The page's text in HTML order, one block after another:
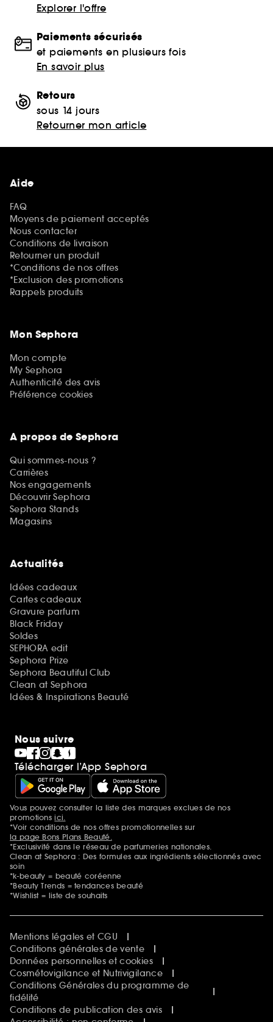
Explorer l'offre
Paiements sécurisés
et paiements en plusieurs fois
En savoir plus
Retours
sous 14 jours
Retourner mon article
Aide
FAQ
Moyens de paiement acceptés
Nous contacter
Conditions de livraison
Retourner un produit
*Conditions de nos offres
*Exclusion des promotions
Rappels produits
Mon Sephora
Mon compte
My Sephora
Authenticité des avis
Préférence cookies
A propos de Sephora
Qui sommes-nous ?
Carrières
Nos engagements
Découvrir Sephora
Sephora Stands
Magasins
Actualités
Idées cadeaux
Cartes cadeaux
Gravure parfum
Black Friday
Soldes
SEPHORA edit
Sephora Prize
Sephora Beautiful Club
Clean at Sephora
Idées & Inspirations Beauté
Nous suivre
Télécharger l’App Sephora
Mentions additionnelles
Vous pouvez consulter la liste des marques exclues de nos
promotionsici.
*Voir conditions de nos offres promotionnelles sur
la page Bons Plans Beauté.
*Exclusivité dans le réseau de parfumeries nationales.
Clean at Sephora : Des formules aux ingrédients sélectionnés avec
soin
*k-beauty = beauté coréenne
*Beauty Trends = tendances beauté
*Wishlist = liste de souhaits
Mentions légales et CGU
Conditions générales de vente
Données personnelles et cookies
Cosmétovigilance et Nutrivigilance
Conditions Générales du programme de
fidélité
Conditions de publication des avis